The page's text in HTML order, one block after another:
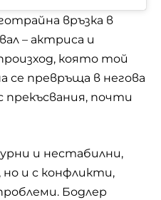
връзка в
– актриса и
която той
се превръща в негова
прекъсвания, почти
и нестабилни,
и с конфликти,
Бодлер